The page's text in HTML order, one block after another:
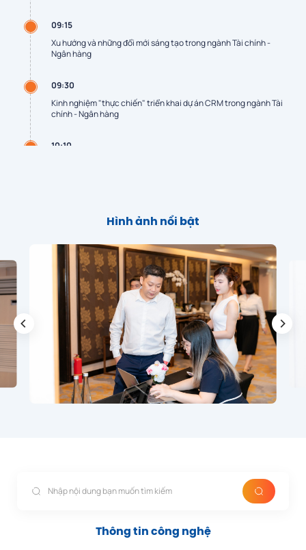
09:15
Xu hướng và những đổi mới sáng tạo trong ngành Tài chính -
Ngân hàng
09:30
Kinh nghiệm "thực chiến" triển khai dự án CRM trong ngành Tài
chính - Ngân hàng
10:10
Đột phá Ngân hàng số: Sức mạnh từ Agentforce và Hệ sinh thái
10:50
Tọa đàm "The Next in Banking CX with AI"
11:30
Kết thúc
Hình ảnh nổi bật
Thông tin công nghệ